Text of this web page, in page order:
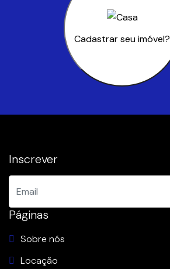
Cadastrar seu imóvel?
Inscrever
Páginas
Sobre nós
Locação